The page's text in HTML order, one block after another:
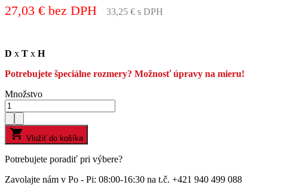
27,03 € bez DPH 33,25 € s DPH
D x T x H
Potrebujete špeciálne rozmery? Možnosť úpravy na mieru!
Množstvo
 Vložiť do košíka
Potrebujete poradiť pri výbere?
Zavolajte nám v Po - Pi: 08:00-16:30 na t.č. +421 940 499 088